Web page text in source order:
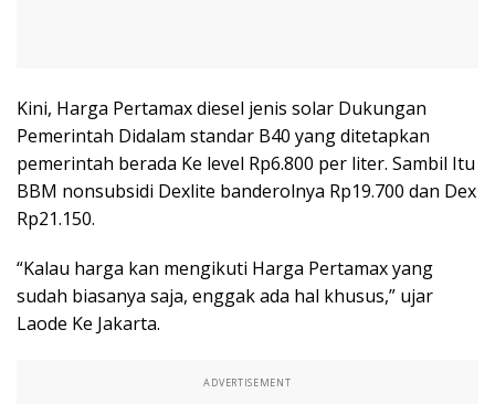
Kini, Harga Pertamax diesel jenis solar Dukungan
Pemerintah Didalam standar B40 yang ditetapkan
pemerintah berada Ke level Rp6.800 per liter. Sambil Itu
BBM nonsubsidi Dexlite banderolnya Rp19.700 dan Dex
Rp21.150.
“Kalau harga kan mengikuti Harga Pertamax yang
sudah biasanya saja, enggak ada hal khusus,” ujar
Laode Ke Jakarta.
ADVERTISEMENT